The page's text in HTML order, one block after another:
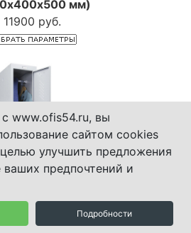
мм)
11900 руб.
www.ofis54.ru, вы
сайтом cookies
улучшить предложения
ваших предпочтений и
Подробности